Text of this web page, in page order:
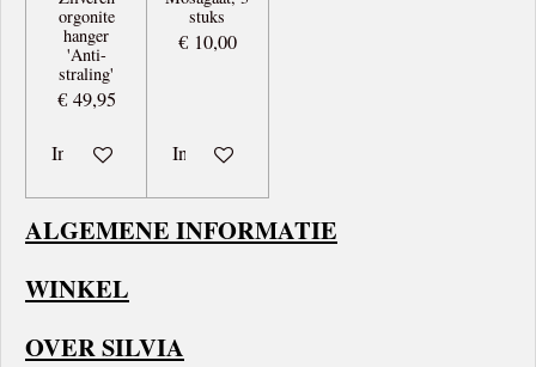
orgonite
hanger
'Anti-
straling'
€ 49,95
In winkelwagen
stuks
€ 10,00
In winkelwagen
ALGEMENE INFORMATIE
WINKEL
OVER SILVIA